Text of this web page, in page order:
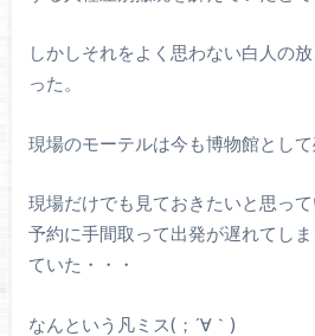
しかしそれをよく思わない白人の
った。
現場のモーテルは今も博物館として
現場だけでも見ておきたいと思っ
予約に手間取って出発が遅れてし
ていた・・・
なんという凡ミス(；´∀｀)